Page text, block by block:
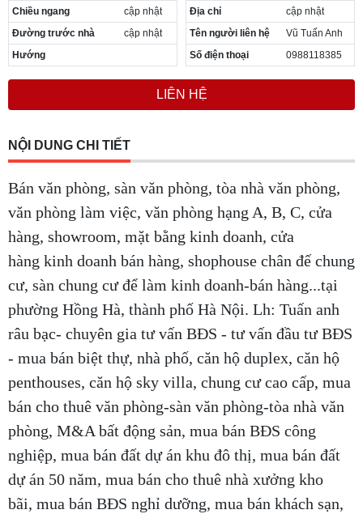
Chiều ngang
cập nhật
Đường trước nhà
cập nhật
Hướng
Địa chỉ
cập nhật
Tên người liên hệ
Vũ Tuấn Anh
Số điện thoại
0988118385
LIÊN HỆ
NỘI DUNG CHI TIẾT
Bán văn phòng, sàn văn phòng, tòa nhà văn phòng,
văn phòng làm việc, văn phòng hạng A, B, C, cửa
hàng, showroom, mặt bằng kinh doanh, cửa
hàng kinh doanh bán hàng, shophouse chân đế chung
cư, sàn chung cư để làm kinh doanh-bán hàng...tại
phường Hồng Hà, thành phố Hà Nội. Lh: Tuấn anh
râu bạc- chuyên gia tư vấn BĐS - tư vấn đầu tư BĐS
- mua bán biệt thự, nhà phố, căn hộ duplex, căn hộ
penthouses, căn hộ sky villa, chung cư cao cấp, mua
bán cho thuê văn phòng-sàn văn phòng-tòa nhà văn
phòng, M&A bất động sản, mua bán BĐS công
nghiệp, mua bán đất dự án khu đô thị, mua bán đất
dự án 50 năm, mua bán cho thuê nhà xưởng kho
bãi, mua bán BĐS nghỉ dưỡng, mua bán khách sạn,